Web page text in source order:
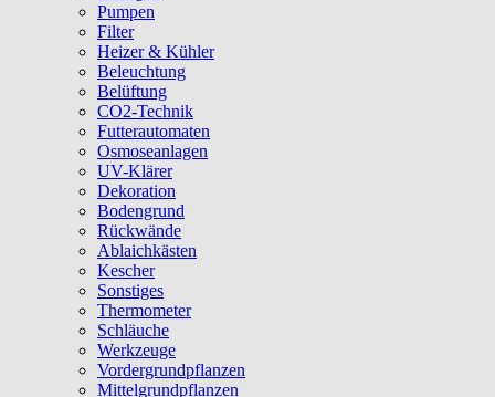
Pumpen
Filter
Heizer & Kühler
Beleuchtung
Belüftung
CO2-Technik
Futterautomaten
Osmoseanlagen
UV-Klärer
Dekoration
Bodengrund
Rückwände
Ablaichkästen
Kescher
Sonstiges
Thermometer
Schläuche
Werkzeuge
Vordergrundpflanzen
Mittelgrundpflanzen